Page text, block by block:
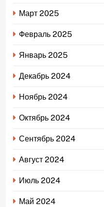
Март 2025
Февраль 2025
Январь 2025
Декабрь 2024
Ноябрь 2024
Октябрь 2024
Сентябрь 2024
Август 2024
Июль 2024
Май 2024